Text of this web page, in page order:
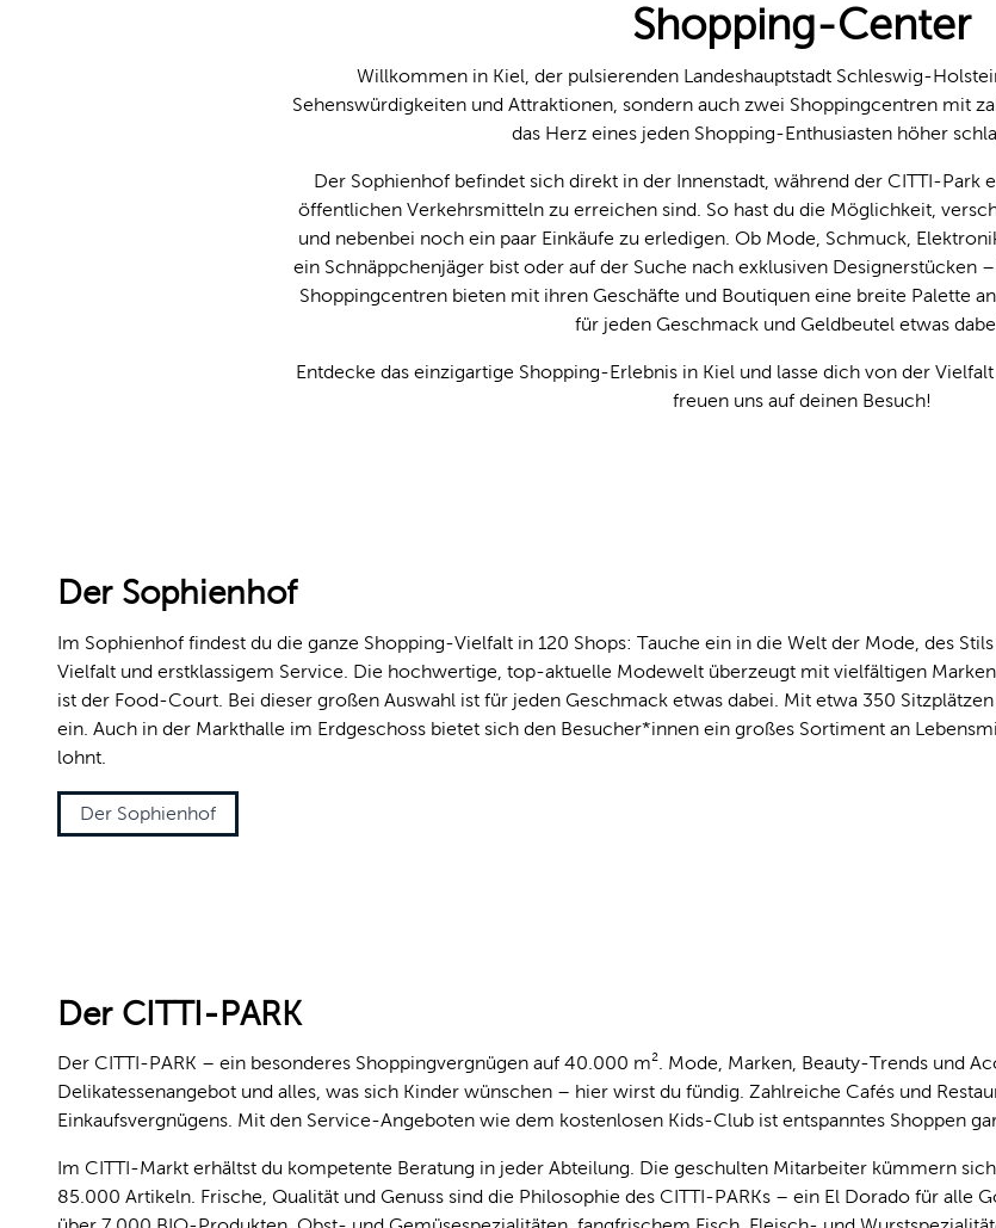
Shopping-Center
Willkommen in Kiel, der pulsierenden Landeshauptstadt Schleswig-
Sehenswürdigkeiten und Attraktionen, sondern auch zwei Shoppingcentren mit
das Herz eines jeden Shopping-Enthusiasten höher
Der Sophienhof befindet sich direkt in der Innenstadt, während der CITTI-Park
öffentlichen Verkehrsmitteln zu erreichen sind. So hast du die Möglichkeit,
und nebenbei noch ein paar Einkäufe zu erledigen. Ob Mode, Schmuck,
ein Schnäppchenjäger bist oder auf der Suche nach exklusiven Designerstücken
Shoppingcentren bieten mit ihren Geschäfte und Boutiquen eine breite Palette
für jeden Geschmack und Geldbeutel etwas
Entdecke das einzigartige Shopping-Erlebnis in Kiel und lasse dich von der
freuen uns auf deinen Besuch!
Der Sophienhof
Im Sophienhof findest du die ganze Shopping-Vielfalt in 120 Shops: Tauche ein in die Welt der Mode, des
Vielfalt und erstklassigem Service. Die hochwertige, top-aktuelle Modewelt überzeugt mit vielfältigen
ist der Food-Court. Bei dieser großen Auswahl ist für jeden Geschmack etwas dabei. Mit etwa 350
ein. Auch in der Markthalle im Erdgeschoss bietet sich den Besucher*innen ein großes Sortiment an
lohnt.
Der Sophienhof
Der CITTI-PARK
Der CITTI-PARK – ein besonderes Shoppingvergnügen auf 40.000 m². Mode, Marken, Beauty-Trends und
Delikatessenangebot und alles, was sich Kinder wünschen – hier wirst du fündig. Zahlreiche Cafés und
Einkaufsvergnügens. Mit den Service-Angeboten wie dem kostenlosen Kids-Club ist entspanntes Shoppen
Im CITTI-Markt erhältst du kompetente Beratung in jeder Abteilung. Die geschulten Mitarbeiter kümmern
85.000 Artikeln. Frische, Qualität und Genuss sind die Philosophie des CITTI-PARKs – ein El Dorado für